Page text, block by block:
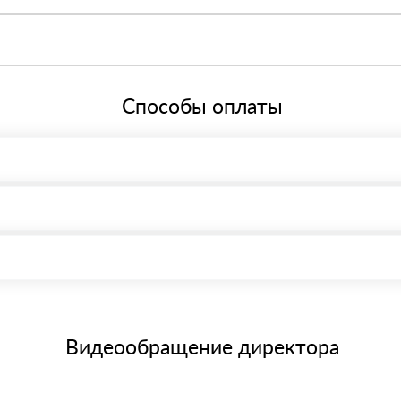
Способы оплаты
через системы электронных платежей.
банковским картам
материала после проверки качества и количества
Видеообращение директора